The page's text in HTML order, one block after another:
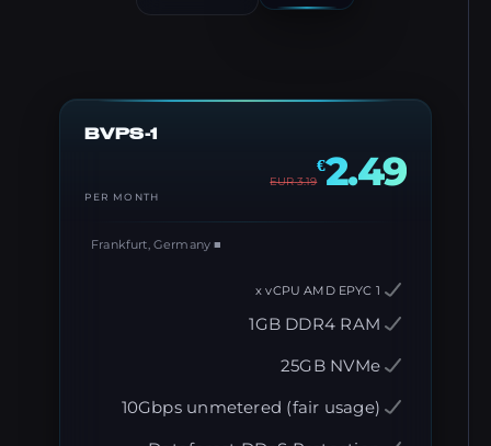
BVPS-1
2.49
3.19
EUR
PER MONTH
1GB DDR4 RAM
25GB NVMe
10Gbps unmetered (fair usage)